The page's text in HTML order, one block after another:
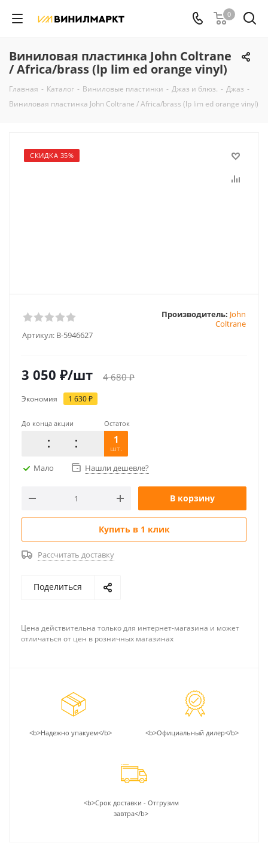
0
Виниловая пластинка John Coltrane
/ Africa/brass (lp lim ed orange vinyl)
Главная - Каталог - Виниловые пластинки - Джаз и блюз. - Джаз -
Виниловая пластинка John Coltrane / Africa/brass (lp lim ed orange vinyl)
СКИДКА 35%
Артикул: B-5946627
Производитель: John
Coltrane
3 050 ₽/шт 4 680₽
Экономия 1 630₽
До конца акции Остаток
1
шт.
Мало Нашли дешевле?
В корзину
Купить в 1 клик
Рассчитать доставку
Поделиться
Цена действительна только для интернет-магазина и может
отличаться от цен в розничных магазинах
<b>Надежно упакуем</b> <b>Официальный дилер</b>
<b>Срок доставки - Отгрузим
завтра</b>